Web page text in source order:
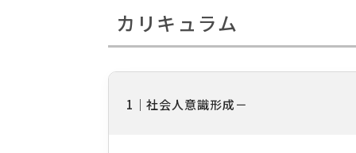
カリキュラム
1｜社会人意識形成